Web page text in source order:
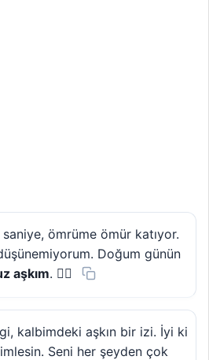
ömrüme ömür katıyor.
Doğum günün
aşkım. ❤️‍🔥
kalbimdeki aşkın bir izi. İyi ki
Seni her şeyden çok